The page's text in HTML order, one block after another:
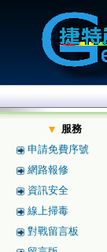
服務
申請免費序號
網路報修
資訊安全
線上掃毒
對戰留言板